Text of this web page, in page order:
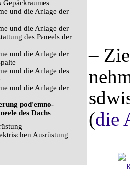
Gepäckraumes
und die Anlage der
und die Anlage der
des Paneels der
und die Anlage der
und die Anlage des
und die Anlage der
pod'emno-
des Dachs
Ausrüstung
–
(die